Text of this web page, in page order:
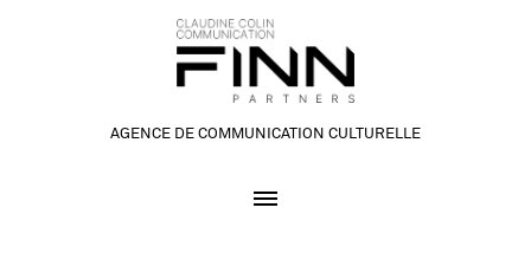
AGENCE DE COMMUNICATION CULTURELLE